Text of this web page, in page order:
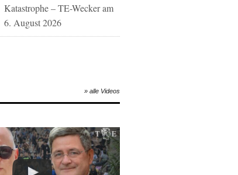
Katastrophe – TE-Wecker am
6. August 2026
» alle Videos